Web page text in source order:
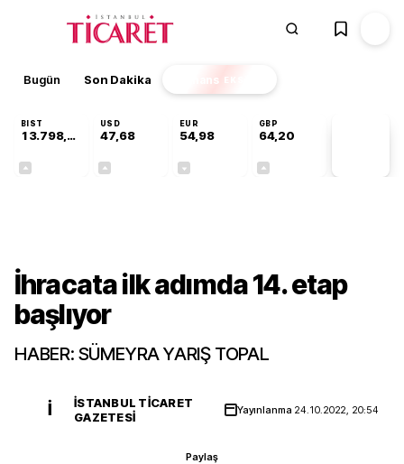
Bugün Son Dakika Finans EKSTRA
BIST
13.798,82
USD
47,68
EUR
54,98
GBP
64,20
İhracata ilk adımda 14. etap
başlıyor
HABER: SÜMEYRA YARIŞ TOPAL
İ
İSTANBUL TICARET
GAZETESI
Yayınlanma 24.10.2022, 20:54
Paylaş